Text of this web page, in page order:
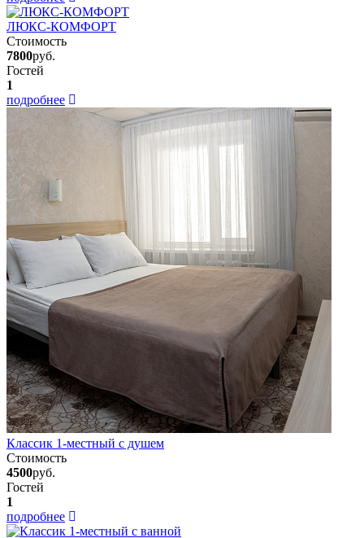
ЛЮКС-КОМФОРТ
Стоимость
7800руб.
Гостей
1
подробнее
Классик 1-местный с душем
Стоимость
4500руб.
Гостей
1
подробнее